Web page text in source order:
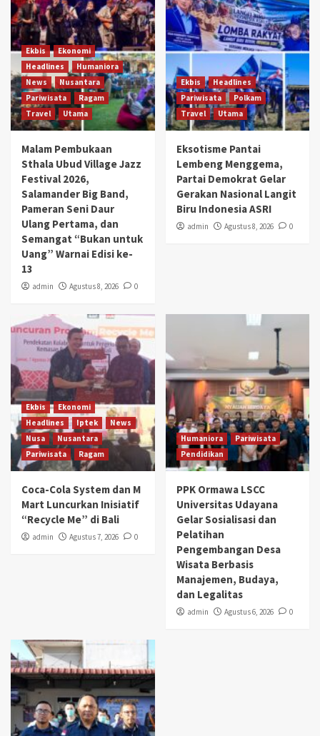
Ekbis
Ekonomi
Headlines
Humaniora
News
Nusantara
Pariwisata
Ragam
Travel
Utama
Malam Pembukaan
Sthala Ubud Village Jazz
Festival 2026,
Salamander Big Band,
Pameran Seni Daur
Ulang Pertama, dan
Semangat “Bukan untuk
Uang” Warnai Edisi ke-
13
admin Agustus 8, 2026 0
Ekbis
Headlines
Pariwisata
Polkam
Travel
Utama
Eksotisme Pantai
Lembeng Menggema,
Partai Demokrat Gelar
Gerakan Nasional Langit
Biru Indonesia ASRI
admin Agustus 8, 2026 0
Ekbis
Ekonomi
Headlines
Iptek
News
Nusa
Nusantara
Pariwisata
Ragam
Coca-Cola System dan M
Mart Luncurkan Inisiatif
“Recycle Me” di Bali
admin Agustus 7, 2026 0
Humaniora
Pariwisata
Pendidikan
PPK Ormawa LSCC
Universitas Udayana
Gelar Sosialisasi dan
Pelatihan
Pengembangan Desa
Wisata Berbasis
Manajemen, Budaya,
dan Legalitas
admin Agustus 6, 2026 0